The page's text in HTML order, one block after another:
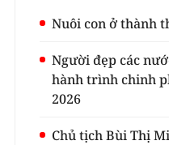
Nuôi con ở thành
Người đẹp các
hành trình chinh
2026
Chủ tịch Bùi Thị